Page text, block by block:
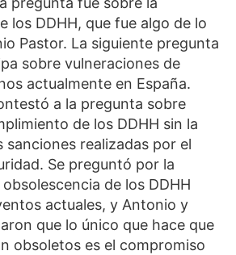
los DDHH, que fue algo de lo
Pastor. La siguiente pregunta
sobre vulneraciones de
actualmente en España.
a la pregunta sobre
de los DDHH sin la
sanciones realizadas por el
Se preguntó por la
de los DDHH
actuales, y Antonio y
que lo único que hace que
obsoletos es el compromiso